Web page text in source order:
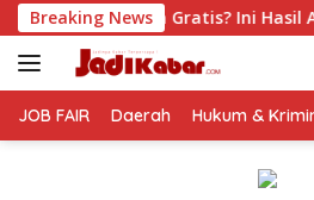
Langsung
ke
konten
Breaking News
Ini Hasil Audiensinya
JOB FAIR Daerah Hukum &